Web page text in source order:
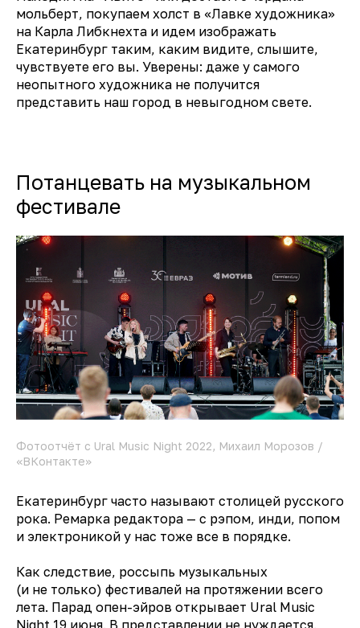
мольберт, покупаем холст в «Лавке художника»
на Карла Либкнехта и идем изображать
Екатеринбург таким, каким видите, слышите,
чувствуете его вы. Уверены: даже у самого
неопытного художника не получится
представить наш город в невыгодном свете.
Потанцевать на музыкальном
фестивале
Фотоотчёт с Ural Music Night 2022, Михаил Морозов /
«ВКонтакте»
Екатеринбург часто называют столицей русского
рока. Ремарка редактора — с рэпом, инди, попом
и электроникой у нас тоже все в порядке.
Как следствие, россыпь музыкальных
(и не только) фестивалей на протяжении всего
лета. Парад опен-эйров открывает Ural Music